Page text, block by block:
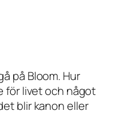
på Bloom. Hur
för livet och något
blir kanon eller